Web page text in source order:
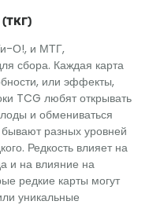
О!, и МТГ,
сбора. Каждая карта
или эффекты,
TCG любят открывать
и обмениваться
разных уровней
Редкость влияет на
и на влияние на
редкие карты могут
уникальные